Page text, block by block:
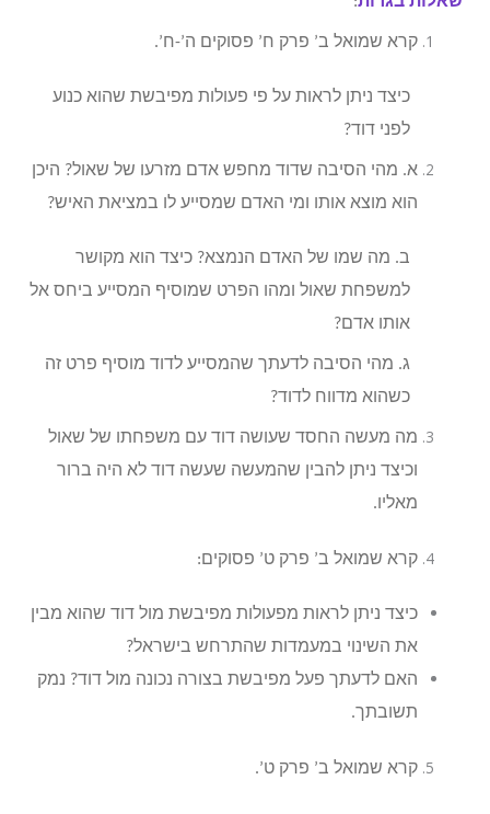
קרא שמואל ב’ פרק ח’ פסוקים ה’-ח’.
כיצד ניתן לראות על פי פעולות מפיבשת שהוא כנוע
לפני דוד?
א. מהי הסיבה שדוד מחפש אדם מזרעו של שאול? היכן
הוא מוצא אותו ומי האדם שמסייע לו במציאת האיש?
ב. מה שמו של האדם הנמצא? כיצד הוא מקושר
למשפחת שאול ומהו הפרט שמוסיף המסייע ביחס אל
אותו אדם?
ג. מהי הסיבה לדעתך שהמסייע לדוד מוסיף פרט זה
כשהוא מדווח לדוד?
מה מעשה החסד שעושה דוד עם משפחתו של שאול
וכיצד ניתן להבין שהמעשה שעשה דוד לא היה ברור
מאליו.
קרא שמואל ב’ פרק ט’ פסוקים:
כיצד ניתן לראות מפעולות מפיבשת מול דוד שהוא מבין
את השינוי במעמדות שהתרחש בישראל?
האם לדעתך פעל מפיבשת בצורה נכונה מול דוד? נמק
תשובתך.
קרא שמואל ב’ פרק ט’.